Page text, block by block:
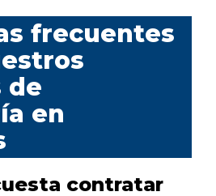
frecuentes
de
en
contratar